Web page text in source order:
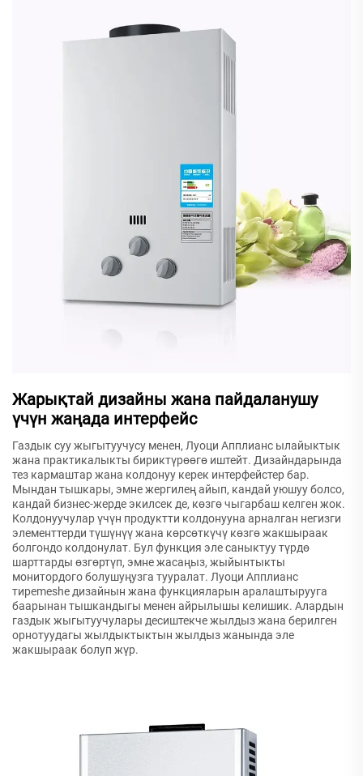
Жарықтай дизайны жана пайдаланушу
үчүн жаңада интерфейс
Газдык суу жыгытуучусу менен, Луоци Апплианс ылайыктык
жана практикалыкты бириктүрөөгө иштейт. Дизайндарында
тез кармаштар жана колдонуу керек интерфейстер бар.
Мындан тышкары, эмне жергилең айып, кандай уюшуу болсо,
кандай бизнес-жерде экилсек де, көзгө чыгарбаш келген жок.
Колдонуучулар үчүн продуктти колдонууна арналган негизги
элементтерди түшүнүү жана көрсөткүчү көзгө жакшыраак
болгондо колдонулат. Бул функция эле саныктуу түрдө
шарттарды өзгөртүп, эмне жасаңыз, жыйынтыкты
монитордого болушуңузга тууралат. Луоци Апплианс
тирemeshe дизайнын жана функцияларын аралаштырууга
баарынан тышкандыгы менен айрылышы келишик. Алардын
газдык жыгытуучулары десиштекче жылдыз жана берилген
орнотуудагы жылдыктыктын жылдыз жанында эле
жакшыраак болуп жүр.